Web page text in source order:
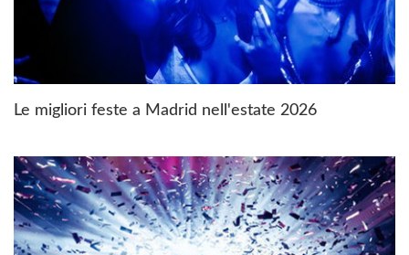
Le migliori feste a Madrid nell'estate 2026